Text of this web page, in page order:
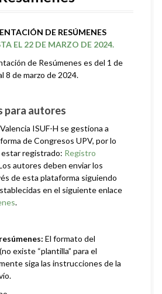
DE RESÚMENES
EL 22 DE MARZO DE 2024.
de Resúmenes es del 1 de
8 de marzo de 2024.
para autores
ISUF-H se gestiona a
de Congresos UPV, por lo
registrado: Registro
autores deben enviar los
de esta plataforma siguiendo
en el siguiente enlace
.
El formato del
existe “plantilla” para el
siga las instrucciones de la